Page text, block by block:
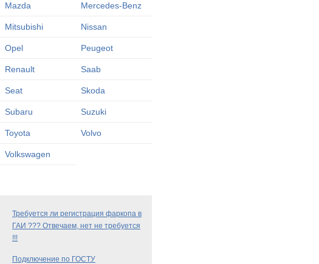
Mazda Mercedes-Benz
Mitsubishi Nissan
Opel Peugeot
Renault Saab
Seat Skoda
Subaru Suzuki
Toyota Volvo
Volkswagen
Требуется ли регистрация фаркопа в
ГАИ ??? Отвечаем, нет не требуется
!!!
Подключение по ГОСТУ